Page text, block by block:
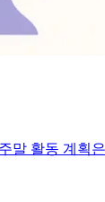
말 활동 계